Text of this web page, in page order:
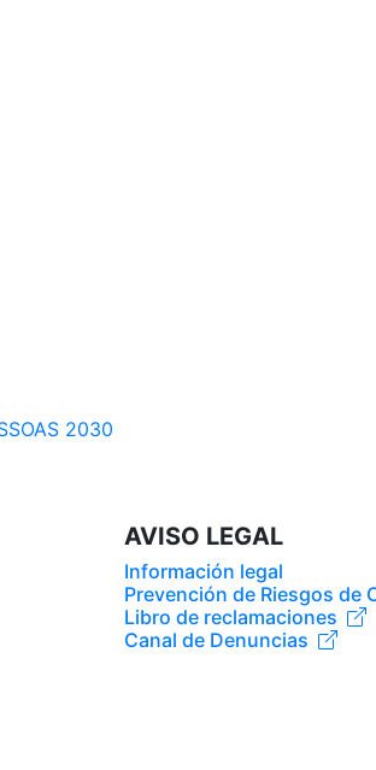
AVISO LEGAL
Información legal
Prevención de Riesgos de
Libro de reclamaciones
Canal de Denuncias